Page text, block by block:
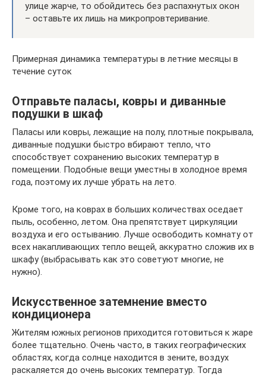
улице жарче, то обойдитесь без распахнутых окон
– оставьте их лишь на микропровтеривание.
Примерная динамика температуры в летние месяцы в
течение суток
Отправьте паласы, ковры и диванные
подушки в шкаф
Паласы или ковры, лежащие на полу, плотные покрывала,
диванные подушки быстро вбирают тепло, что
способствует сохранению высоких температур в
помещении. Подобные вещи уместны в холодное время
года, поэтому их лучше убрать на лето.
Кроме того, на коврах в больших количествах оседает
пыль, особенно, летом. Она препятствует циркуляции
воздуха и его остыванию. Лучше освободить комнату от
всех накапливающих тепло вещей, аккуратно сложив их в
шкафу (выбрасывать как это советуют многие, не
нужно).
Искусственное затемнение вместо
кондиционера
Жителям южных регионов приходится готовиться к жаре
более тщательно. Очень часто, в таких географических
областях, когда солнце находится в зените, воздух
раскаляется до очень высоких температур. Тогда